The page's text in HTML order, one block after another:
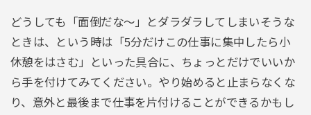
どうしても「面倒だな～」とダラダラしてしまいそうな
ときは、という時は「5分だけこの仕事に集中したら小
休憩をはさむ」といった具合に、ちょっとだけでいいか
ら手を付けてみてください。やり始めると止まらなくな
り、意外と最後まで仕事を片付けることができるかもし